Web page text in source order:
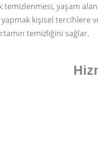
temizlenmesi, yaşam
kişisel tercihlere
temizliğini sağlar.